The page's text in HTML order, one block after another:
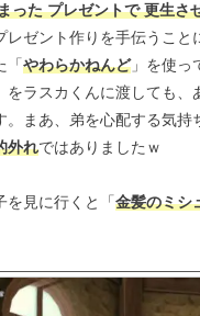
った プレゼントで 更生さ
レゼント作りを手伝うこと
「やわらかねんど」を使っ
をラスカくんに渡しても、
。まあ、弟を心配する気持
外れではありましたｗ
を見に行くと「金髪のミシ